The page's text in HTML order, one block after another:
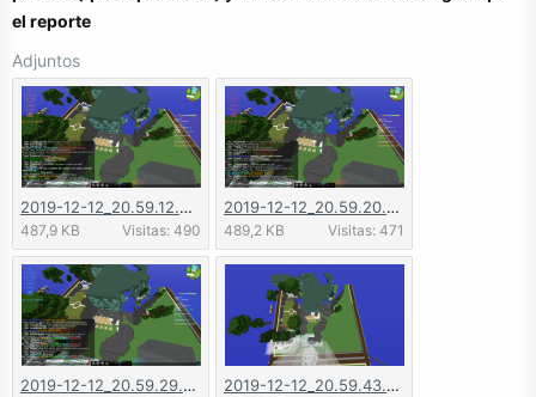
el reporte
Adjuntos
2019-12-12_20.59.12.png
487,9 KB Visitas: 490
2019-12-12_20.59.20.png
489,2 KB Visitas: 471
2019-12-12_20.59.29.png 2019-12-12_20.59.43.png